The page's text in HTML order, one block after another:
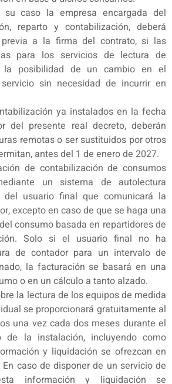
caso la empresa encargada del
reparto y contabilización, deberá
a la firma del contrato, si las
para los servicios de lectura de
la posibilidad de un cambio en el
sin necesidad de incurrir en
ya instalados en la fecha
del presente real decreto, deberán
remotas o ser sustituidos por otros
antes del 1 de enero de 2027.
de contabilización de consumos
un sistema de autolectura
del usuario final que comunicará la
excepto en caso de que se haga una
consumo basada en repartidores de
Solo si el usuario final no ha
de contador para un intervalo de
la facturación se basará en una
o en un cálculo a tanto alzado.
la lectura de los equipos de medida
se proporcionará gratuitamente al
una vez cada dos meses durante el
de la instalación, incluyendo como
y liquidación se ofrezcan en
caso de disponer de un servicio de
información y liquidación se